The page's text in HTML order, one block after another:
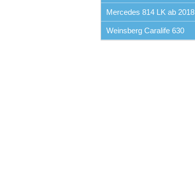
Mercedes 814 LK ab 2018
Weinsberg Caralife 630